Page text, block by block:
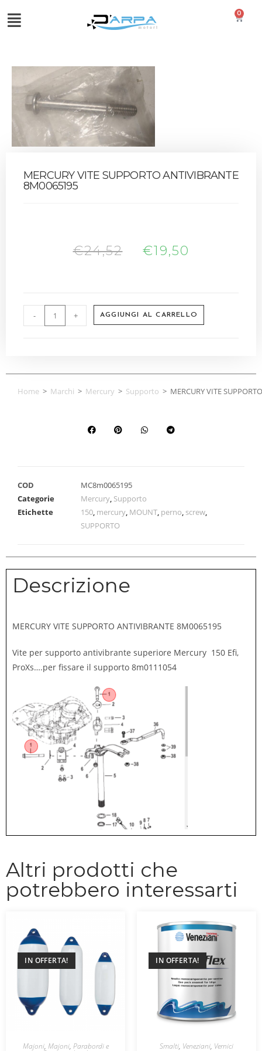
0
MERCURY VITE SUPPORTO ANTIVIBRANTE
8M0065195
€24,52 €19,50
- + AGGIUNGI AL CARRELLO
Home > Marchi > Mercury > Supporto > MERCURY VITE
COD
MC8m0065195
Categorie
Mercury, Supporto
Etichette
150, mercury, MOUNT, perno, screw,
SUPPORTO
Descrizione
MERCURY VITE SUPPORTO ANTIVIBRANTE 8M0065195
Vite per supporto antivibrante superiore Mercury 150 Efi,
ProXs….per fissare il supporto 8m0111054
Altri prodotti che
potrebbero interessarti
IN OFFERTA!
Majoni, Majoni, Parabordi e
IN OFFERTA!
Smalti, Veneziani, Vernici